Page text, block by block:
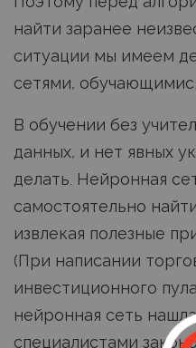
найти заранее
ситуации мы имеем
сетями,
В обучении без
данных, и нет явных
делать. Нейронная
самостоятельно
извлекая полезные
(При написании
инвестиционного
нейронная сеть
специалистами